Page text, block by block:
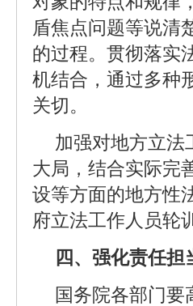
盾焦点问题等说清
的过程。贯彻落实
机结合，通过多种
关切。
加强对地方立法
大局，结合实际完
设等方面的地方性
府立法工作人员轮
四、强化责任
国务院各部门